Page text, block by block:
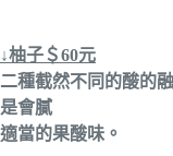
↓柚子＄60元
二種截然不同的酸的
是會膩
適當的果酸味。